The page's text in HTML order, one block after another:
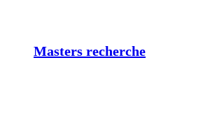
Masters recherche